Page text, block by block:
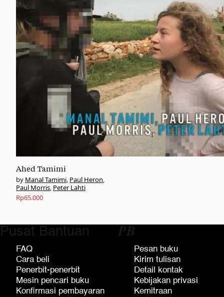
Ahed Tamimi
Manal Tamimi, Paul Heron,
Paul Morris, Peter Lahti
Rp65.000
Pusat Bantuan
FAQ
Cara beli
Penerbit-penerbit
Mesin pencari buku
Konfirmasi pembayaran
𝑷𝑩
Pesan buku
Kirim tulisan
Detail kontak
Kebijakan privasi
Kemitraan